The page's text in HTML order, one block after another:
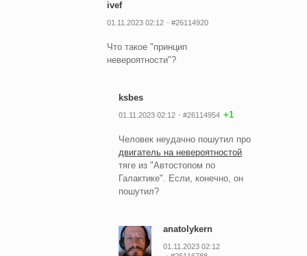
ivef
01.11.2023 02:12 #26114920
Что такое "принцип
невероятности"?
ksbes
01.11.2023 02:12 #26114954 +1
Человек неудачно пошутил про
двигатель на невероятностой
тяге из "Автостопом по
Галактике". Если, конечно, он
пошутил?
anatolykern
01.11.2023 02:12